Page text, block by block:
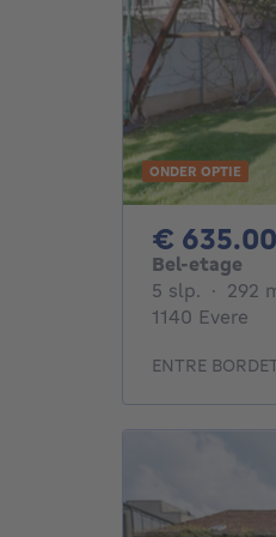
ONDER OPTIE
€
Bel-etage
5 slp. 5
· 292
1140 Evere
ENTRE